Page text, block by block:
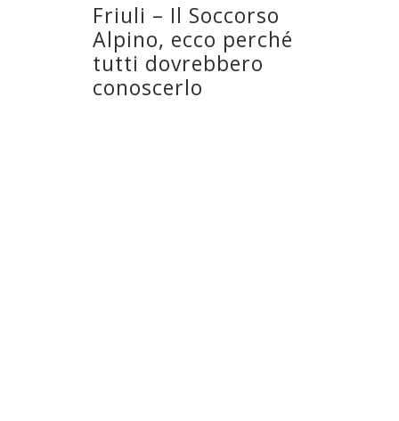
Friuli – Il Soccorso
Alpino, ecco perché
tutti dovrebbero
conoscerlo